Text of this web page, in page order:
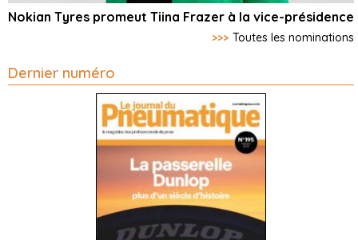
Nokian Tyres promeut Tiina Frazer à la vice-présidence
>>> Toutes les nominations
Dernier numéro